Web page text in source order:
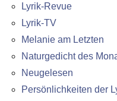
Lyrik-Revue
Lyrik-TV
Melanie am Letzten
Naturgedicht des
Neugelesen
Persönlichkeiten der